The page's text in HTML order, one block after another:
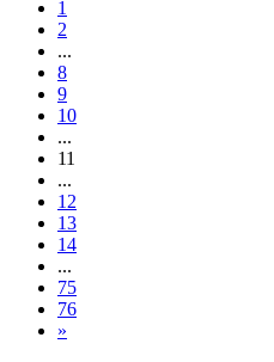
1
2
...
8
9
10
...
11
...
12
13
14
...
75
76
»